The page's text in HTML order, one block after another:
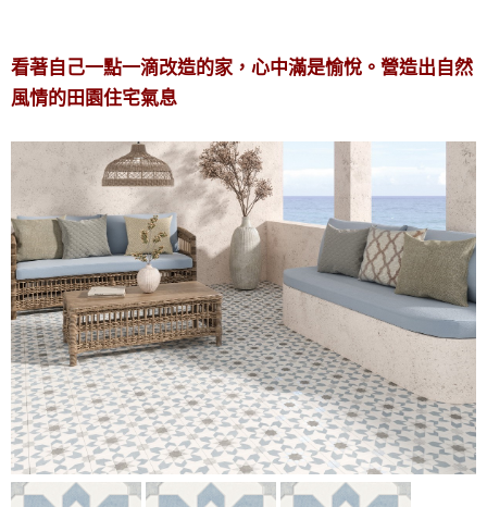
看著自己一點一滴改造的家，心中滿是愉悅。營造出自然
風情的田園住宅氣息